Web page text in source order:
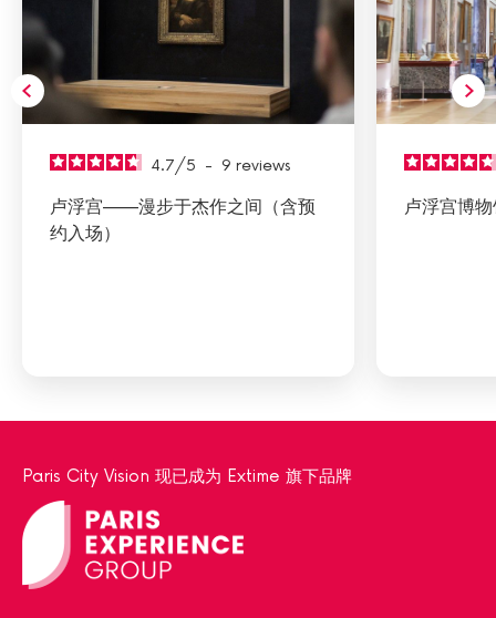
4.7/5 - 9 reviews
卢浮宫——漫步于杰作之间（含预
约入场）
卢浮宫博
Paris City Vision 现已成为 Extime 旗下品牌